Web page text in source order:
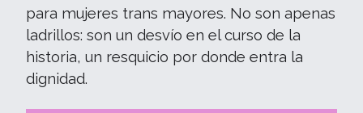
para mujeres trans mayores. No son apenas
ladrillos: son un desvío en el curso de la
historia, un resquicio por donde entra la
dignidad.